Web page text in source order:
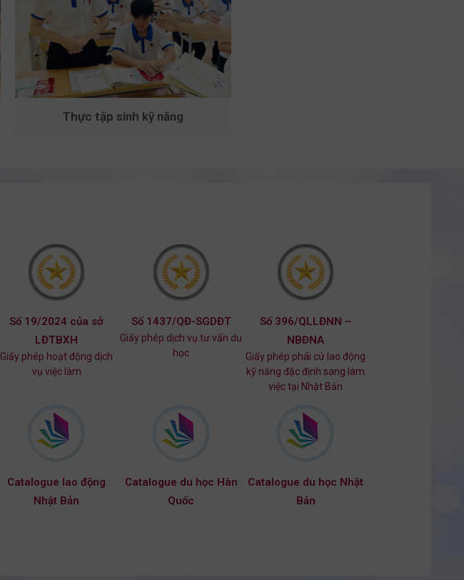
Thực tập sinh kỹ năng
Số 19/2024 của sở
LĐTBXH
Giấy phép hoạt động dịch
vụ việc làm
Số 1437/QĐ-SGDĐT
Giấy phép dịch vụ tư vấn du
học
Số 396/QLLĐNN –
NBĐNA
Giấy phép phái cử lao động
kỹ năng đặc định sang làm
việc tại Nhật Bản
Catalogue lao động
Nhật Bản
Catalogue du học Hàn
Quốc
Catalogue du học Nhật
Bản